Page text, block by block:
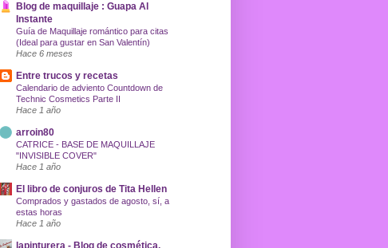
Blog de maquillaje : Guapa Al
Instante
Guía de Maquillaje romántico para citas
(Ideal para gustar en San Valentín)
Hace 6 meses
Entre trucos y recetas
Calendario de adviento Countdown de
Technic Cosmetics Parte II
Hace 1 año
arroin80
CATRICE - BASE DE MAQUILLAJE
"INVISIBLE COVER"
Hace 1 año
El libro de conjuros de Tita Hellen
Comprados y gastados de agosto, sí, a
estas horas
Hace 1 año